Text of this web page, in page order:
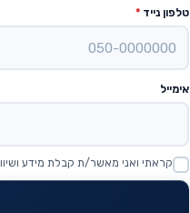
טלפון נייד *
אימייל
Website
קראתי ואני מאשר/ת קבלת מידע